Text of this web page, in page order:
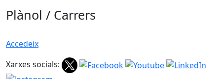
Plànol / Carrers
Accedeix
Xarxes socials: